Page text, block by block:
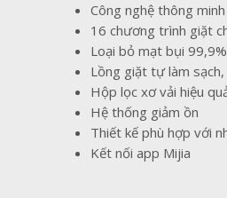
Công nghệ thông
16 chương trình giặt
Loại bỏ mạt bụi
Lồng giặt tự làm
Hộp lọc xơ vải hiệu
Hệ thống giảm ồn
Thiết kế phù hợp với
Kết nối app Mijia